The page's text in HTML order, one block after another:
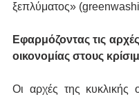
ξεπλύματος»
Εφαρμόζοντας τις
οικονομίας στους
Οι αρχές της κυκλικής